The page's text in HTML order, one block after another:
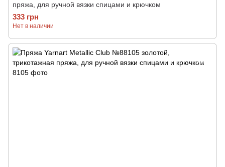
пряжа, для ручной вязки спицами и крючком
333 грн
Нет в наличии